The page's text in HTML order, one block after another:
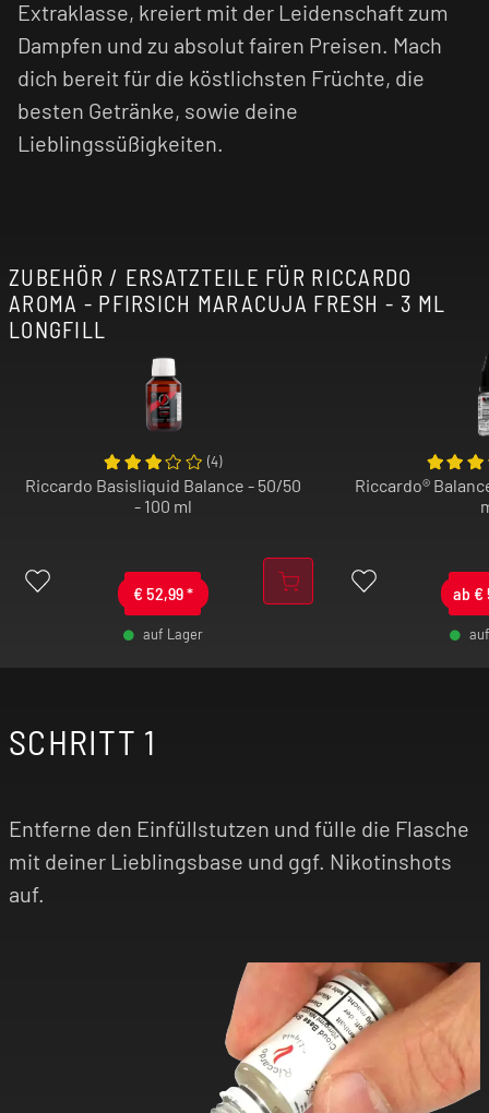
Extraklasse, kreiert mit der Leidenschaft zum
Dampfen und zu absolut fairen Preisen. Mach
dich bereit für die köstlichsten Früchte, die
besten Getränke, sowie deine
Lieblingssüßigkeiten.
ZUBEHÖR / ERSATZTEILE FÜR RICCARDO
AROMA - PFIRSICH MARACUJA FRESH - 3 ML
LONGFILL
€ 52,99*
auf Lager
(4)
Riccardo Basisliquid Balance - 50/50
- 100 ml
ab €
Riccardo®
SCHRITT 1
Entferne den Einfüllstutzen und fülle die Flasche
mit deiner Lieblingsbase und ggf. Nikotinshots
auf.